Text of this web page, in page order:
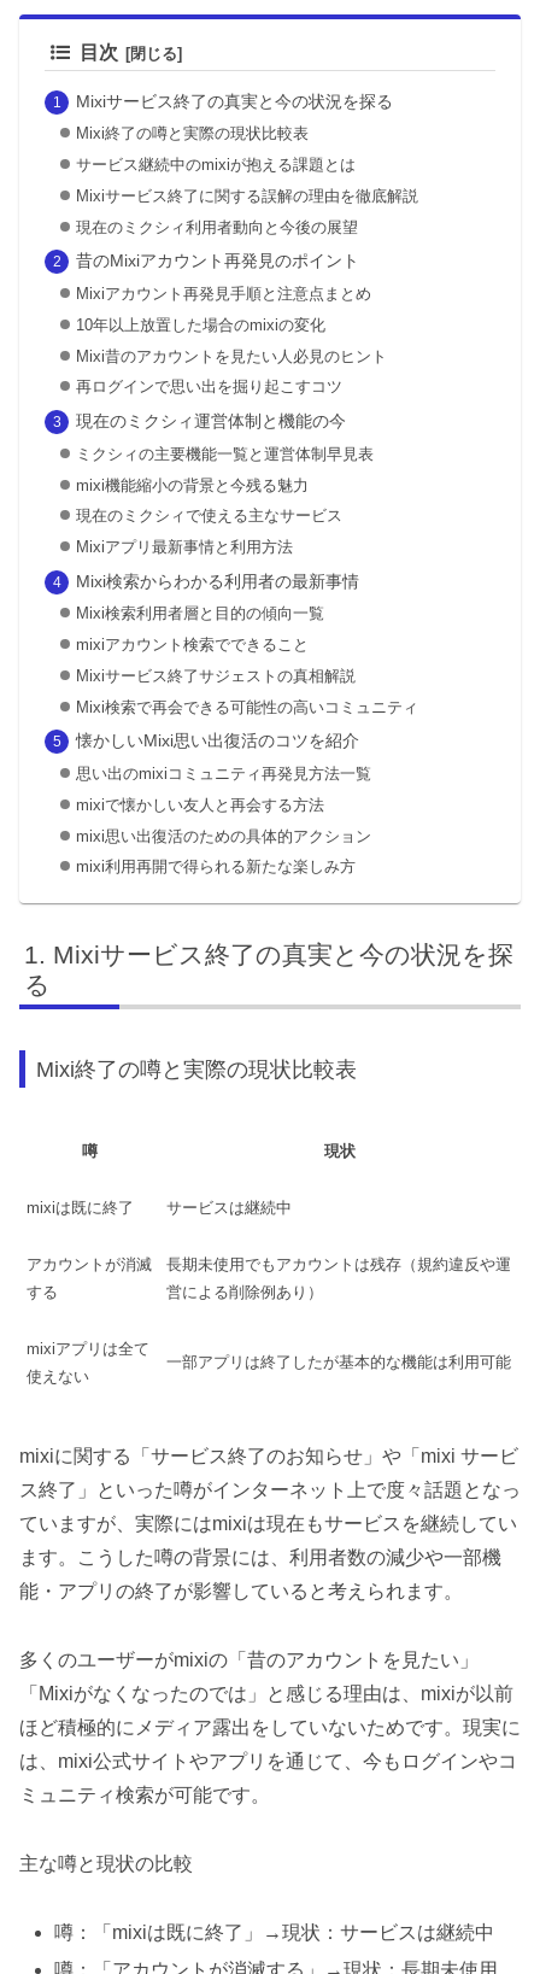
目次
Mixiサービス終了の真実と今の状況を探る
Mixi終了の噂と実際の現状比較表
サービス継続中のmixiが抱える課題とは
Mixiサービス終了に関する誤解の理由を徹底解説
現在のミクシィ利用者動向と今後の展望
昔のMixiアカウント再発見のポイント
Mixiアカウント再発見手順と注意点まとめ
10年以上放置した場合のmixiの変化
Mixi昔のアカウントを見たい人必見のヒント
再ログインで思い出を掘り起こすコツ
現在のミクシィ運営体制と機能の今
ミクシィの主要機能一覧と運営体制早見表
mixi機能縮小の背景と今残る魅力
現在のミクシィで使える主なサービス
Mixiアプリ最新事情と利用方法
Mixi検索からわかる利用者の最新事情
Mixi検索利用者層と目的の傾向一覧
mixiアカウント検索でできること
Mixiサービス終了サジェストの真相解説
Mixi検索で再会できる可能性の高いコミュニティ
懐かしいMixi思い出復活のコツを紹介
思い出のmixiコミュニティ再発見方法一覧
mixiで懐かしい友人と再会する方法
mixi思い出復活のための具体的アクション
mixi利用再開で得られる新たな楽しみ方
Mixiサービス終了の真実と今の状況を探
る
Mixi終了の噂と実際の現状比較表
噂 現状
mixiは既に終了 サービスは継続中
アカウントが消滅
する
長期未使用でもアカウントは残存（規約違反や運
営による削除例あり）
mixiアプリは全て
使えない
一部アプリは終了したが基本的な機能は利用可能
mixiに関する「サービス終了のお知らせ」や「mixi サービ
ス終了」といった噂がインターネット上で度々話題となっ
ていますが、実際にはmixiは現在もサービスを継続してい
ます。こうした噂の背景には、利用者数の減少や一部機
能・アプリの終了が影響していると考えられます。
多くのユーザーがmixiの「昔のアカウントを見たい」
「Mixiがなくなったのでは」と感じる理由は、mixiが以前
ほど積極的にメディア露出をしていないためです。現実に
は、mixi公式サイトやアプリを通じて、今もログインやコ
ミュニティ検索が可能です。
主な噂と現状の比較
噂：「mixiは既に終了」→現状：サービスは継続中
噂：「アカウントが消滅する」→現状：長期未使用